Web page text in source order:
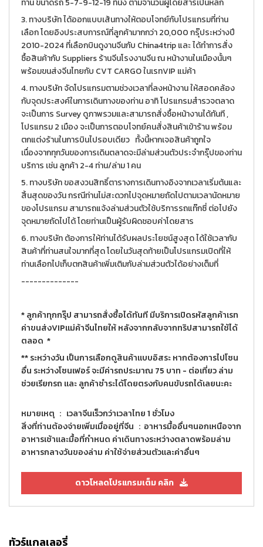
ท่าน ขนาดรถ 5-7-9-12-19 ที่นั่ง ตามจำนวนผู้โดยสารเป็นหลัก
3. ทางบริษัท ได้ออกแบบเส้นทางให้ตอบโจทย์กับโปรแกรมที่ท่าน
เลือก โดยอิงประสบการณ์ที่ลูกค้ามากกว่า 20,000 กรุ๊ประหว่างปี
2010-2024 ที่เลือกบินดูงานจีนกับ China4trip และ ได้ทำการสั่ง
ซื้อสินค้ากับ Suppliers ร้านจีนโรงงานจีน ณ หน้างานในเมืองนั้นๆ
พร้อมขนส่งจีนไทยกับ CVT CARGO ในเรทVIP แม่ค้า
4. ทางบริษัท จัดโปรแกรมตามช่วงเวลาที่ลงหน้างาน ให้สอดคล้อง
กับจุดประสงค์ในการเดินทางของท่าน อาทิ โปรแกรมสำรวจตลาด
จะเป็นการ Survey ดูภาพรวมและสามารถสั่งซื้อหน้างานได้ทันที ,
โปรแกรม 2 เมือง จะเป็นการตอบโจทย์คนสั่งสินค้าเข้าร้าน พร้อม
ตกแต่งร้านในการบินไปรอบเดียว ทั้งนี้หากเจอสินค้าถูกใจ
เนื่องจากทุกวันของการเดินตลาดจะมีล่ามส่วนตัวประจำกรุ๊ปของท่าน
บริการ เช่น ลูกค้า 2-4 ท่าน/ล่าม 1 คน
5. ทางบริษัท ขอสงวนสิทธิ์ตารางการเดินทางอิงจากเวลาเริ่มต้นและ
สิ้นสุดของวัน กรณีท่านไม่สะดวกไปจุดหมายถัดไปตามเวลานัดหมาย
ของโปรแกรม สามารถแจ้งล่ามส่วนตัวใช้บริการรถแท๊กซี่ ต่อไปยัง
จุดหมายถัดไปได้ โดยท่านเป็นผู้รับผิดชอบค่าโดยสาร
6. ทางบริษัท ต้องการให้ท่านได้รับผลประโยชน์สูงสุด ได้ใช้เวลากับ
สินค้าที่ท่านสนใจมากที่สุด โดยในวันสุดท้ายเป็นโปรแกรมเปิดที่ให้
ท่านเลือกไปเก็บตกสินค้าเพิ่มเติมกับล่ามส่วนตัวได้อย่างเต็มที่
--------------
* ลูกค้าทุกกรุ๊ป สามารถสั่งซื้อได้ทันที มีบริการเปิดรหัสลูกค้าเรท
ค่าขนส่งVIPแม่ค้าจีนไทยให้ หลังจากกลับจากทริปสามารถใช้ได้
ตลอด *
** ระหว่างวัน เป็นการเลือกดูสินค้าแบบอิสระ หากต้องการไปโซน
อื่น ระหว่างโซนเฟอร์ จะมีค่ารถประมาณ 75 บาท - ต่อเที่ยว ล่าม
ช่วยเรียกรถ และ ลูกค้าชำระได้โดยตรงกับคนขับรถได้เลยนะคะ
หมายเหตุ ： เวลาจีนเร็วกว่าเวลาไทย 1 ชั่วโมง
สิ่งที่ท่านต้องจ่ายเพิ่มเมื่ออยู่ที่จีน ：อาหารมื้ออื่นๆนอกเหนือจาก
อาหารเช้าและมื้อที่กำหนด ค่าเดินทางระหว่างตลาดพร้อมล่าม
อาหารกลางวันของล่าม ค่าใช้จ่ายส่วนตัวและค่าอื่นๆ
ดาวโหลดโปรแกรมเต็ม คลิก
ทัวร์แกลเลอรี่